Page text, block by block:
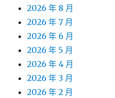
2026 年 8 月
2026 年 7 月
2026 年 6 月
2026 年 5 月
2026 年 4 月
2026 年 3 月
2026 年 2 月